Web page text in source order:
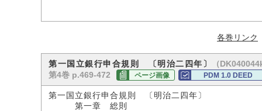
各巻リンク
第一国立銀行申合規則 〔明治二四年〕
（
第4巻 p.469-472
ページ画像 PDM 1.0 DEED
第一国立銀行申合規則 〔明治二四年〕
第一章 総則